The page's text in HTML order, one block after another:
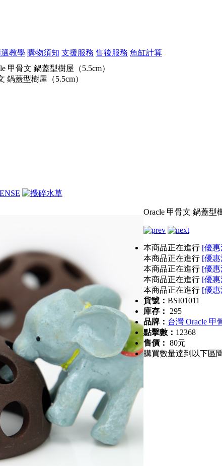
教學 購物須知 支援服務 售後服務 魚缸計算
甲骨文 鍋蓋型樹屋（5.5cm）
鍋蓋型樹屋（5.5cm）
Oracle 甲骨文 鍋蓋型
本商品正在進行 [優
本商品正在進行 [優
本商品正在進行 [優
本商品正在進行 [優
本商品正在進行 [優
貨號： BSI01011
庫存：
295
品牌： 台灣 Oracle 甲
點擊數： 12368
售價： 80元
購買數量達到以下區